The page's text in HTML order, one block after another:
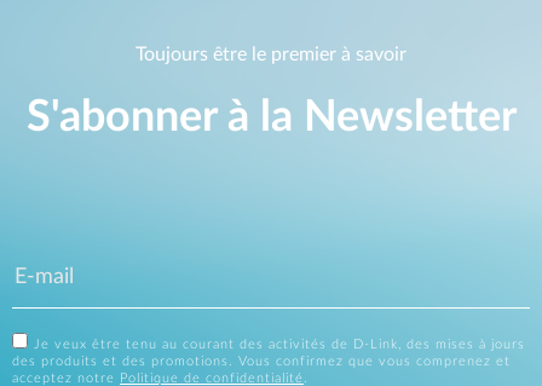
Toujours être le premier à savoir
S'abonner à la Newsletter
Je veux être tenu au courant des activités de D-Link, des mises à jours
des produits et des promotions. Vous confirmez que vous comprenez et
acceptez notre
Politique de confidentialité